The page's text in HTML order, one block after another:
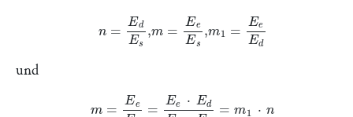
Es, Es EeE
und
Ee e⋅E Ed